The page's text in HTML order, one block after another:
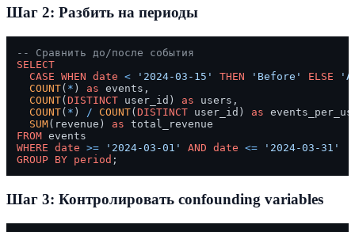
Шаг 2: Разбить на периоды
-- Сравнить до/после события
SELECT
CASE WHEN date < '2024-03-15' THEN 'Before' ELSE
COUNT( * ) as events,
COUNT( DISTINCT user_id) as users,
COUNT( * ) / COUNT( DISTINCT user_id) as
SUM(revenue) as
FROM
WHERE date >= '2024-03-01' AND date <=
'2024-03-31'
GROUP BY period
Шаг 3: Контролировать confounding variables